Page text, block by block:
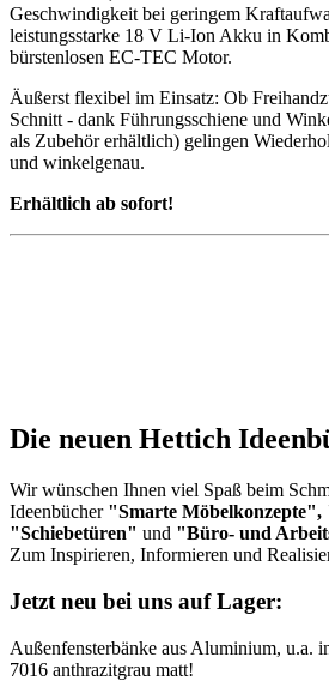
Geschwindigkeit bei geringem
leistungsstarke 18 V Li-Ion Akku in
bürstenlosen EC-TEC Motor.
Äußerst flexibel im Einsatz: Ob
Schnitt - dank Führungsschiene und
als Zubehör erhältlich) gelingen
und winkelgenau.
Erhältlich ab sofort!
Die neuen Hettich
Wir wünschen Ihnen viel Spaß beim
Ideenbücher "Smarte
"Schiebetüren" und "Büro- und
Zum Inspirieren, Informieren und
Jetzt neu bei uns auf Lager:
Außenfensterbänke aus Aluminium, u.a.
7016 anthrazitgrau matt!